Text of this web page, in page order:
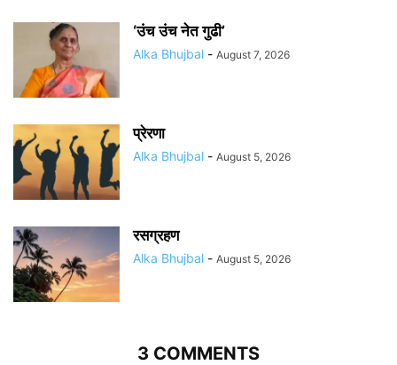
‘उंच उंच नेत गुढी’
Alka Bhujbal - August 7, 2026
प्रेरणा
Alka Bhujbal - August 5, 2026
रसग्रहण
Alka Bhujbal - August 5, 2026
3 COMMENTS